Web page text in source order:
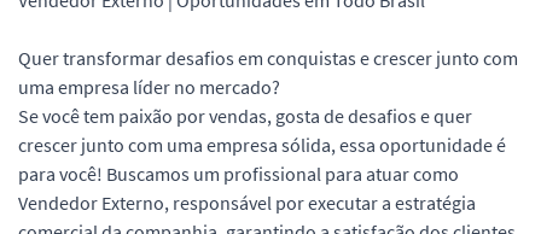
Quer transformar desafios em conquistas e crescer junto com
uma empresa líder no mercado?
Se você tem paixão por vendas, gosta de desafios e quer
crescer junto com uma empresa sólida, essa oportunidade é
para você! Buscamos um profissional para atuar como
Vendedor Externo, responsável por executar a estratégia